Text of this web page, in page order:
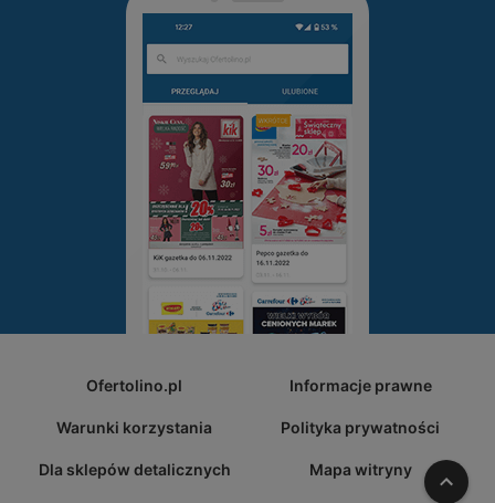
Ofertolino.pl Informacje prawne
Warunki korzystania Polityka prywatności
Dla sklepów detalicznych Mapa witryny W